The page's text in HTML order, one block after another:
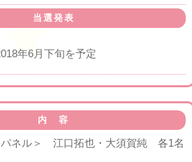
当選発表
年6月下旬を予定
内 容
パネル＞ 江口拓也・大須賀純 各1名